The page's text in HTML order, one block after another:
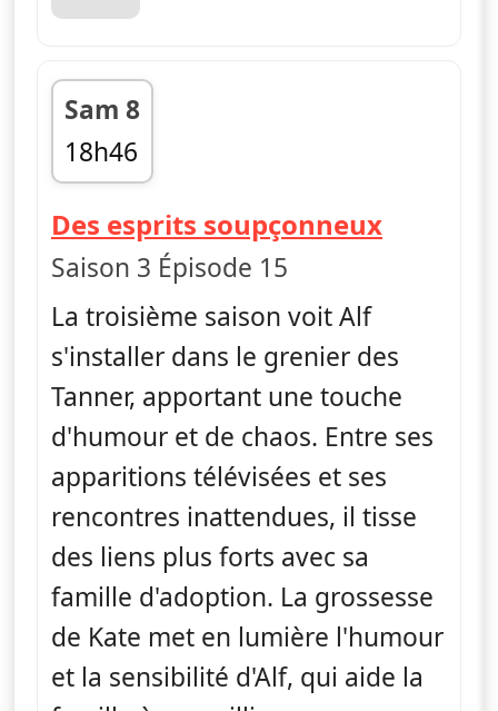
Sam 8
18h46
fin 19h12
Des esprits soupçonneux— Alf
Saison 3 Épisode 15
La troisième saison voit Alf
s'installer dans le grenier des
Tanner, apportant une touche
d'humour et de chaos. Entre ses
apparitions télévisées et ses
rencontres inattendues, il tisse
des liens plus forts avec sa
famille d'adoption. La grossesse
de Kate met en lumière l'humour
et la sensibilité d'Alf, qui aide la